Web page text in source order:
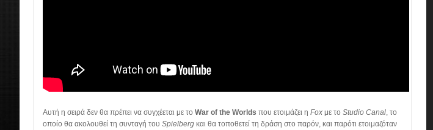
Αυτή η σειρά δεν θα πρέπει να συγχέεται με το War of the Worlds που ετοιμάζει η Fox με το Studio Canal , το
οποίο θα ακολουθεί τη συνταγή του Spielberg και θα τοποθετεί τη δράση στο παρόν, και παρότι ετοιμαζόταν